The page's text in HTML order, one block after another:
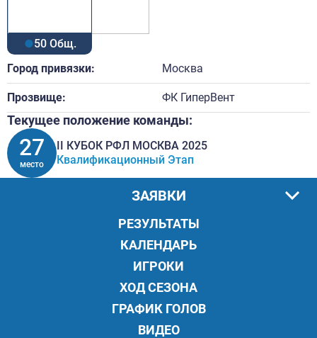
50 Общ.
Город привязки: Москва
Прозвище: ФК ГиперВент
Текущее положение команды:
27
место
II КУБОК РФЛ МОСКВА 2025
Квалификационный Этап
РЕЗУЛЬТАТЫ
КАЛЕНДАРЬ
ИГРОКИ
ЗАЯВКИ
ХОД СЕЗОНА
ГРАФИК ГОЛОВ
ВИДЕО